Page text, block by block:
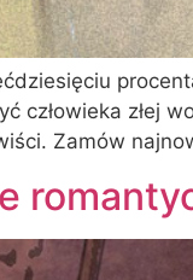
człowieka złej
Zamów